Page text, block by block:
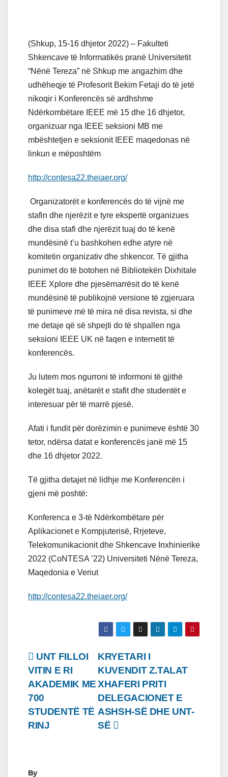
(Shkup, 15-16 dhjetor 2022) – Fakulteti
Shkencave të Informatikës pranë Universitetit
“Nënë Tereza” në Shkup me angazhim dhe
udhëheqje të Profesorit Bekim Fetaji do të jetë
nikoqir i Konferencës së ardhshme
Ndërkombëtare IEEE më 15 dhe 16 dhjetor,
organizuar nga IEEE seksioni MB me
mbështetjen e seksionit IEEE maqedonas në
linkun e mëposhtëm
http://contesa22.theiaer.org/
Organizatorët e konferencës do të vijnë me
stafin dhe njerëzit e tyre ekspertë organizues
dhe disa stafi dhe njerëzit tuaj do të kenë
mundësinë t’u bashkohen edhe atyre në
komitetin organizativ dhe shkencor. Të gjitha
punimet do të botohen në Bibliotekën Dixhitale
IEEE Xplore dhe pjesëmarrësit do të kenë
mundësinë të publikojnë versione të zgjeruara
të punimeve më të mira në disa revista, si dhe
me detaje që së shpejti do të shpallen nga
seksioni IEEE UK në faqen e internetit të
konferencës.
Ju lutem mos ngurroni të informoni të gjithë
kolegët tuaj, anëtarët e stafit dhe studentët e
interesuar për të marrë pjesë.
Afati i fundit për dorëzimin e punimeve është 30
tetor, ndërsa datat e konferencës janë më 15
dhe 16 dhjetor 2022.
Të gjitha detajet në lidhje me Konferencën i
gjeni më poshtë:
Konferenca e 3-të Ndërkombëtare për
Aplikacionet e Kompjuterisë, Rrjeteve,
Telekomunikacionit dhe Shkencave Inxhinierike
2022 (CoNTESA ’22) Universiteti Nënë Tereza,
Maqedonia e Veriut
http://contesa22.theiaer.org/
Lëvizje
te
postimet
KRYETARI I
KUVENDIT Z.TALAT
XHAFERI PRITI
DELEGACIONET E
ASHSH-SË DHE UNT-
SË
UNT FILLOI
VITIN E RI
AKADEMIK ME
700
STUDENTË TË
RINJ
By